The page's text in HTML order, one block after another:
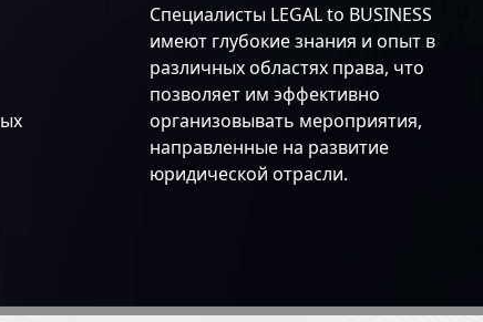
Специалисты LEGAL to BUSINESS
имеют глубокие знания и опыт в
различных областях права, что
позволяет им эффективно
организовывать мероприятия,
направленные на развитие
юридической отрасли.